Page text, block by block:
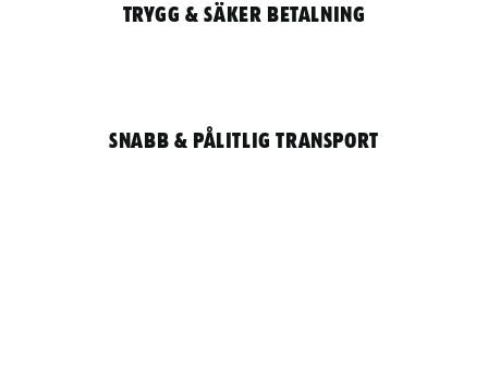
Trygg & säker betalning
Snabb & pålitlig transport